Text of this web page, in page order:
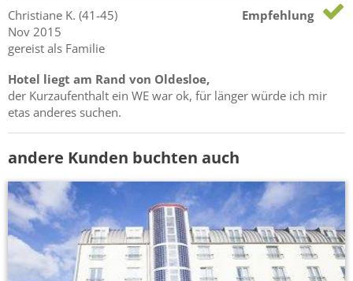
Christiane K. (41-45)
Nov 2015
gereist als Familie
Empfehlung
Hotel liegt am Rand von Oldesloe,
der Kurzaufenthalt ein WE war ok, für länger würde ich mir
etas anderes suchen.
andere Kunden buchten auch